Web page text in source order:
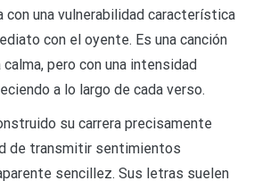
con una vulnerabilidad característica
con el oyente. Es una canción
pero con una intensidad
a lo largo de cada verso.
su carrera precisamente
de transmitir sentimientos
sencillez. Sus letras suelen